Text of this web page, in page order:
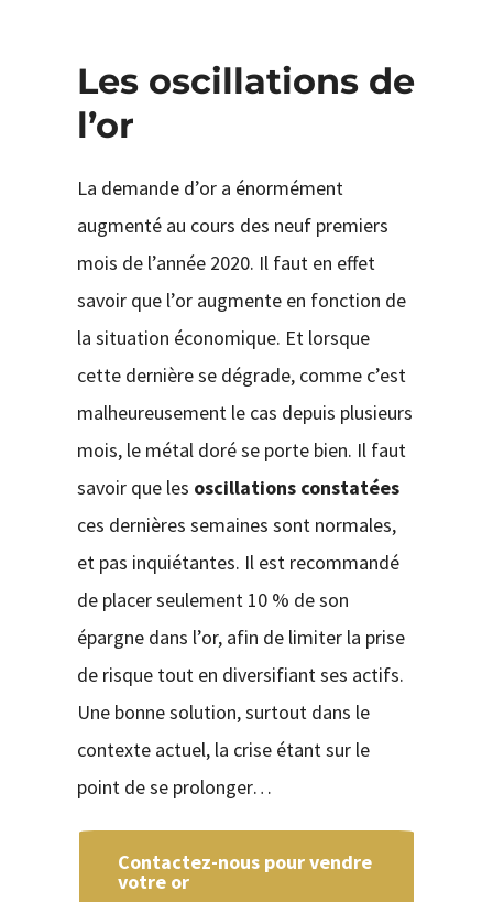
Les oscillations de
l’or
La demande d’or a énormément
augmenté au cours des neuf premiers
mois de l’année 2020. Il faut en effet
savoir que l’or augmente en fonction de
la situation économique. Et lorsque
cette dernière se dégrade, comme c’est
malheureusement le cas depuis plusieurs
mois, le métal doré se porte bien. Il faut
savoir que les oscillations constatées
ces dernières semaines sont normales,
et pas inquiétantes. Il est recommandé
de placer seulement 10 % de son
épargne dans l’or, afin de limiter la prise
de risque tout en diversifiant ses actifs.
Une bonne solution, surtout dans le
contexte actuel, la crise étant sur le
point de se prolonger…
Contactez-nous pour vendre
votre or